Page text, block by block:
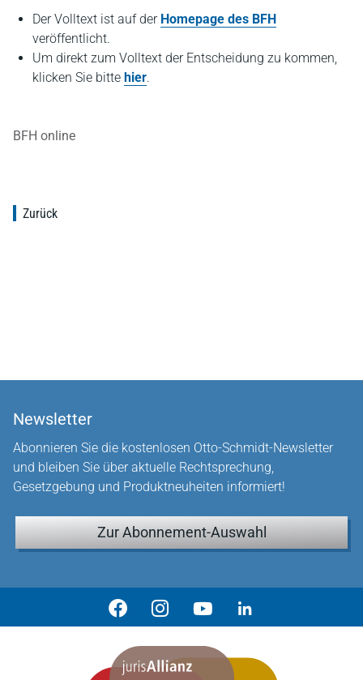
Der Volltext ist auf der Homepage des BFH
veröffentlicht.
Um direkt zum Volltext der Entscheidung zu kommen,
klicken Sie bitte hier.
BFH online
Zurück
Newsletter
Abonnieren Sie die kostenlosen Otto-Schmidt-Newsletter
und bleiben Sie über aktuelle Rechtsprechung,
Gesetzgebung und Produktneuheiten informiert!
Zur Abonnement-Auswahl